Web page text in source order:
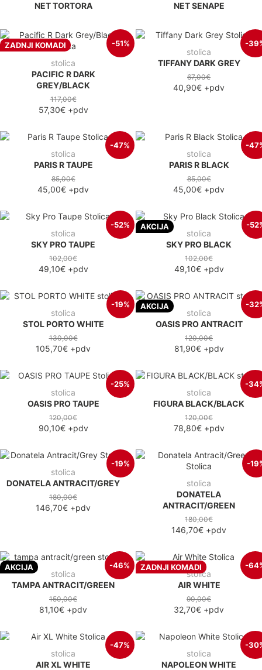
NET TORTORA
NET SENAPE
ZADNJI KOMADI -51%
stolica
PACIFIC R DARK
GREY/BLACK
117,00€
57,30€+pdv
-
stolica
TIFFANY DARK GREY
67,00€
40,90€ +pdv
-47%
stolica
PARIS R TAUPE
85,00€
45,00€ +pdv
-
stolica
PARIS R BLACK
85,00€
45,00€ +pdv
-52%
stolica
SKY PRO TAUPE
102,00€
49,10€+pdv
AKCIJA -
stolica
SKY PRO BLACK
102,00€
49,10€+pdv
-19%
stolica
STOL PORTO WHITE
130,00€
105,70€ +pdv
AKCIJA -
stolica
OASIS PRO ANTRACIT
120,00€
81,90€+pdv
-25%
stolica
OASIS PRO TAUPE
120,00€
90,10€+pdv
-
stolica
FIGURA BLACK/BLACK
120,00€
78,80€+pdv
-19%
stolica
DONATELA ANTRACIT/GREY
180,00€
146,70€ +pdv
-
stolica
DONATELA
ANTRACIT/GREEN
180,00€
146,70€ +pdv
AKCIJA -46%
stolica
TAMPA ANTRACIT/GREEN
150,00€
81,10€ +pdv
ZADNJI KOMADI -
stolica
AIR WHITE
90,00€
32,70€ +pdv
-47%
stolica
AIR XL WHITE
-
stolica
NAPOLEON WHITE